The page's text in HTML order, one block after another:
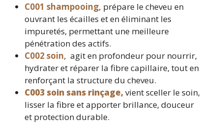
C001 shampooing, prépare le cheveu en
ouvrant les écailles et en éliminant les
impuretés, permettant une meilleure
pénétration des actifs.
C002 soin, agit en profondeur pour nourrir,
hydrater et réparer la fibre capillaire, tout en
renforçant la structure du cheveu.
C003 soin sans rinçage,vient sceller le soin,
lisser la fibre et apporter brillance, douceur
et protection durable.